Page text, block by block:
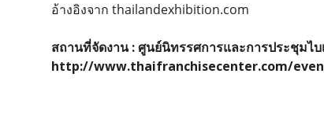
อ้างอิงจาก thailandexhibition.com
สถานที่จัดงาน : ศูนย์นิทรรศการและการประชุมไ
http://www.thaifranchisecenter.com/